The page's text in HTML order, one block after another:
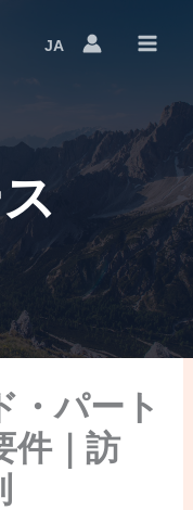
JALanguage
・パート
件｜訪